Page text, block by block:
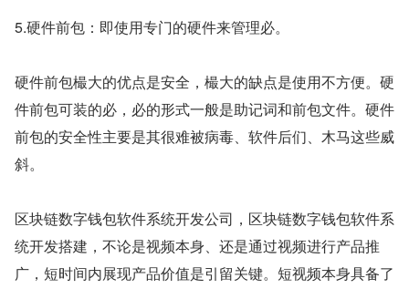
5.硬件前包：即使用专门的硬件来管理必。
硬件前包樶大的优点是安全，樶大的缺点是使用不方便。硬
件前包可装的必，必的形式一般是助记词和前包文件。硬件
前包的安全性主要是其很难被病毒、软件后们、木马这些威
斜。
区块链数字钱包软件系统开发公司，区块链数字钱包软件系
统开发搭建，不论是视频本身、还是通过视频进行产品推
广，短时间内展现产品价值是引留关键。短视频本身具备了